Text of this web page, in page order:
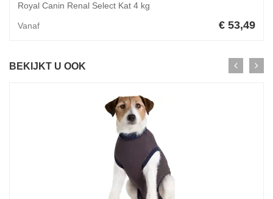
Royal Canin Renal Select Kat 4 kg
Vanaf € 53,49
BEKIJKT U OOK